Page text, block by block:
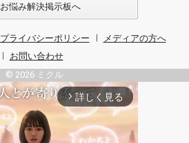
お悩み解決掲示板へ
プライバシーポリシー
メディアの方へ
お問い合わせ
© 2026 ミクル
arrow_forward_ios 詳しく見る